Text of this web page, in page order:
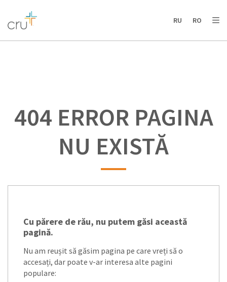
AFRICA
AMERICA / CARIBBEAN
OCEANIA
RU RO
404 ERROR PAGINA
NU EXISTĂ
Cu părere de rău, nu putem găsi această
pagină.
Nu am reușit să găsim pagina pe care vreți să o
accesați, dar poate v-ar interesa alte pagini
populare: